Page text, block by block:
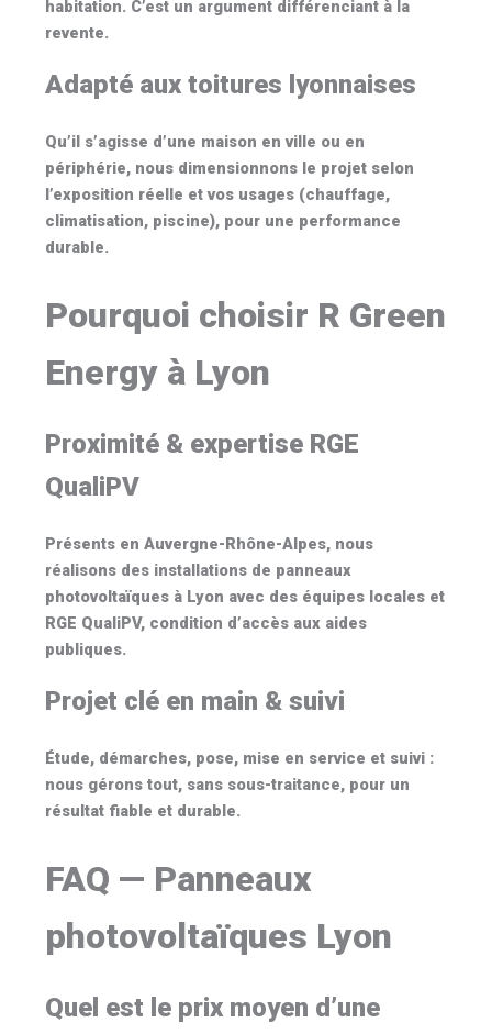
habitation. C’est un argument différenciant à la
revente.
Adapté aux toitures lyonnaises
Qu’il s’agisse d’une maison en ville ou en
périphérie, nous dimensionnons le projet selon
l’exposition réelle et vos usages (chauffage,
climatisation, piscine), pour une performance
durable.
Pourquoi choisir R Green
Energy à Lyon
Proximité & expertise RGE
QualiPV
Présents en Auvergne-Rhône-Alpes, nous
réalisons des installations de panneaux
photovoltaïques à Lyon avec des équipes locales et
RGE QualiPV, condition d’accès aux aides
publiques.
Projet clé en main & suivi
Étude, démarches, pose, mise en service et suivi :
nous gérons tout, sans sous-traitance, pour un
résultat fiable et durable.
FAQ — Panneaux
photovoltaïques Lyon
Quel est le prix moyen d’une